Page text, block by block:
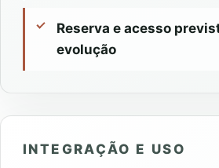
Reserva e acesso
evolução
INTEGRAÇÃO E USO